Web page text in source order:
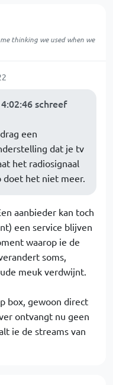
thinking we used when we
schreef
een
dat je tv
het radiosignaal
doet het niet meer.
aanbieder kan toch
een service blijven
waarop ie de
soms,
meuk verdwijnt.
box, gewoon direct
ontvangt nu geen
ie de streams van